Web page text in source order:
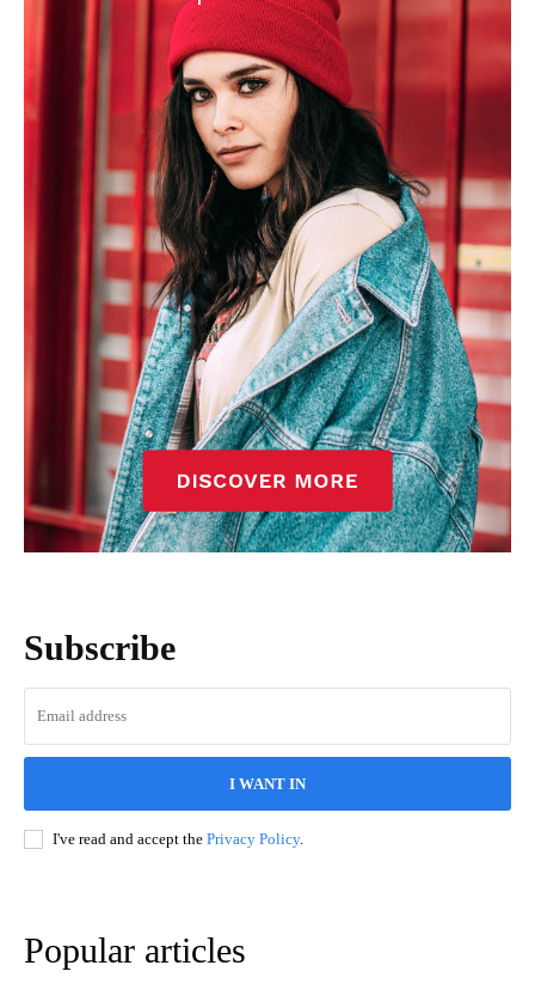
Subscribe
I WANT IN
I've read and accept the Privacy Policy.
Popular articles